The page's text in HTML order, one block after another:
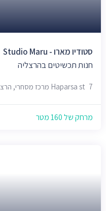
סטודיו מארו - Studio Maru
חנות תכשיטים בהרצליה
7 Haparsa st מרכז מסחרי, הרצליה, 4662730
מרחק של 160 מטר